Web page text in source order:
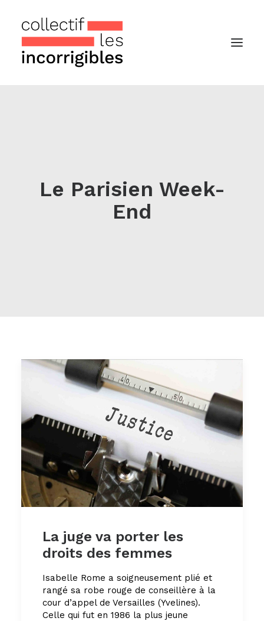
Le Parisien Week-
End
La juge va porter les
droits des femmes
Isabelle Rome a soigneusement plié et
rangé sa robe rouge de conseillère à la
cour d’appel de Versailles (Yvelines).
Celle qui fut en 1986 la plus jeune